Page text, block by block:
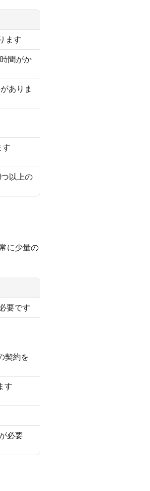
ます
間がか
ありま
す
以上の
に少量の
要です
契約を
す
必要